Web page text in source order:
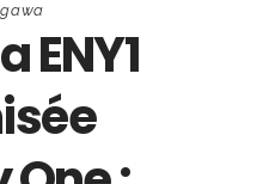
ENY1